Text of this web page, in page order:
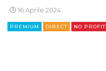
DIGITALE
16 Aprile 2024
PREMIUM DIRECT NO PROFIT